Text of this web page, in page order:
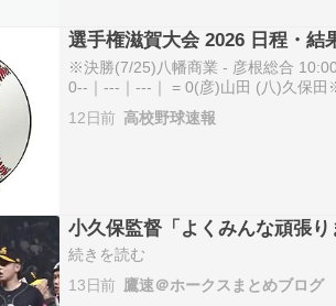
選手権滋賀大会 2026 日程・結
※決勝(7/25)八幡商業 - 彦根総合
0--｜---｜---｜ = 0(彦)山田 (八)久保
｜002｜002｜100｜ = 5近 江｜200
12日前 高校野球速報
小久保監督「よくみんな頑張
続きを読む
13日前 鷹速＠ホークスまとめブログ